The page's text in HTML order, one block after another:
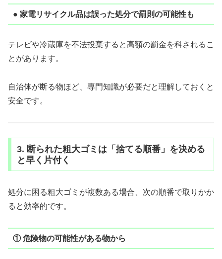
● 家電リサイクル品は誤った処分で罰則の可能性も
テレビや冷蔵庫を不法投棄すると高額の罰金を科されるこ
とがあります。
自治体が断る物ほど、専門知識が必要だと理解しておくと
安全です。
3. 断られた粗大ゴミは「捨てる順番」を決める
と早く片付く
処分に困る粗大ゴミが複数ある場合、次の順番で取りかか
ると効率的です。
① 危険物の可能性がある物から